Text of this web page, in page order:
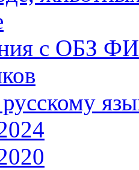
с ОБЗ